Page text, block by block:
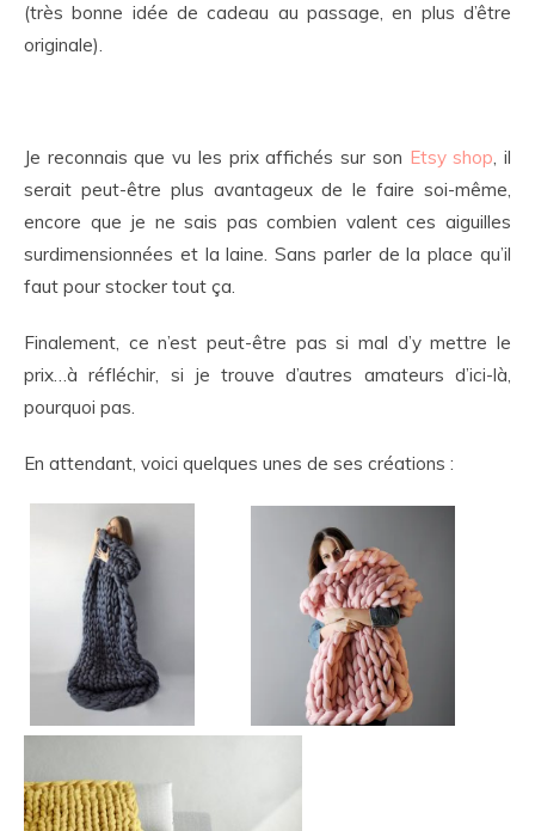
(très bonne idée de cadeau au passage, en plus d’être
originale).
Je reconnais que vu les prix affichés sur son Etsy shop, il
serait peut-être plus avantageux de le faire soi-même,
encore que je ne sais pas combien valent ces aiguilles
surdimensionnées et la laine. Sans parler de la place qu’il
faut pour stocker tout ça.
Finalement, ce n’est peut-être pas si mal d’y mettre le
prix…à réfléchir, si je trouve d’autres amateurs d’ici-là,
pourquoi pas.
En attendant, voici quelques unes de ses créations :